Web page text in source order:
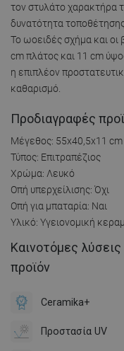
τον στυλάτο χαρακτήρα
δυνατότητα
Το ωοειδές σχήμα και οι
cm πλάτος και 11 cm
η επιπλέον
καθαρισμό.
Προδιαγραφές
Μέγεθος: 55x40,5x11 cm
Τύπος: Επιτραπέζιος
Χρώμα: Λευκό
Οπή υπερχείλισης: Όχι
Οπή για μπαταρία: Ναι
Υλικό: Υγειονομική
Καινοτόμες
προϊόν
Ceramika+
Προστασία UV